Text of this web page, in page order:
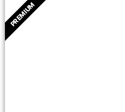
PREMIUM